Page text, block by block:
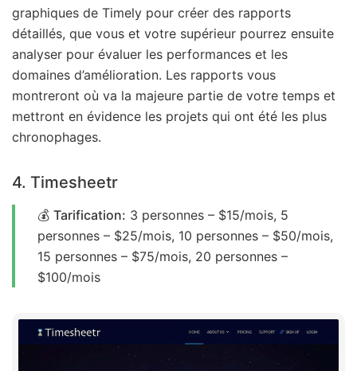
graphiques de Timely pour créer des rapports
détaillés, que vous et votre supérieur pourrez ensuite
analyser pour évaluer les performances et les
domaines d’amélioration. Les rapports vous
montreront où va la majeure partie de votre temps et
mettront en évidence les projets qui ont été les plus
chronophages.
4. Timesheetr
💰 Tarification: 3 personnes – $15/mois, 5
personnes – $25/mois, 10 personnes – $50/mois,
15 personnes – $75/mois, 20 personnes –
$100/mois